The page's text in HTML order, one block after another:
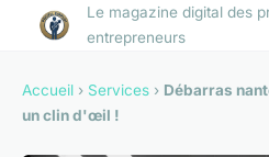
Le magazine digital des
entrepreneurs
Accueil › Services › Débarras
un clin d'œil !